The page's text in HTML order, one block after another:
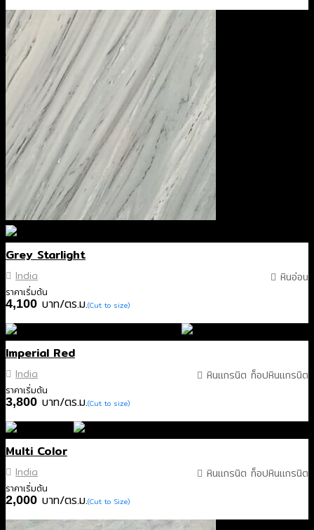
หินอ่อน
Grey Starlight
India
ราคาเริ่มต้น
4,100 บาท/ตร.ม.(Cut to size)
หินแกรนิต ท็อปหินแกรนิต
Imperial Red
India
ราคาเริ่มต้น
3,800 บาท/ตร.ม.(Cut to size)
หินแกรนิต ท็อปหินแกรนิต
Multi Color
India
ราคาเริ่มต้น
2,000 บาท/ตร.ม.(Cut to Size)